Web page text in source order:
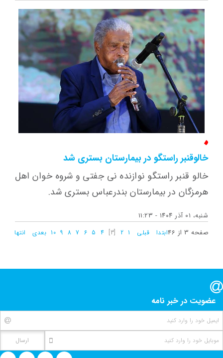
خالوقنبر راستگو در بیمارستان بستری شد
خالو قنبر راستگو نوازنده نی جفتی و شروه خوان اهل
هرمزگان در بیمارستان بندرعباس بستری شد.
شنبه، ۰۱ آذر ۱۴۰۴ - ۱۱:۲۳
صفحه 3 از 46
ابتدا قبلی 1
2
[3]
4
5
6
7
8
9
10 بعدی انتها
عضویت در خبر نامه